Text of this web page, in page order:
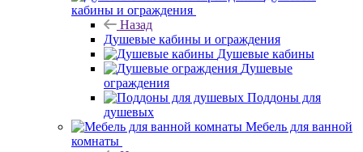
кабины и ограждения
Назад
Душевые кабины и ограждения
Душевые кабины
Душевые
ограждения
Поддоны для
душевых
Мебель для ванной
комнаты